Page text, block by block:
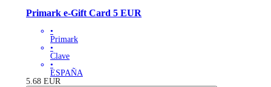
Primark e-Gift Card 5 EUR
•
Primark
•
Clave
•
ESPAÑA
5.68 EUR